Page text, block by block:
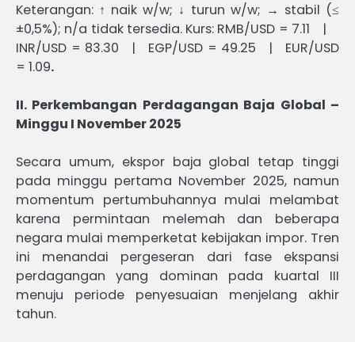
Keterangan: ↑ naik w/w; ↓ turun w/w; → stabil (≤
±0,5%); n/a tidak tersedia. Kurs: RMB/USD = 7.11 |
INR/USD = 83.30 | EGP/USD = 49.25 | EUR/USD
= 1.09.
II. Perkembangan Perdagangan Baja Global –
Minggu I November 2025
Secara umum, ekspor baja global tetap tinggi
pada minggu pertama November 2025, namun
momentum pertumbuhannya mulai melambat
karena permintaan melemah dan beberapa
negara mulai memperketat kebijakan impor. Tren
ini menandai pergeseran dari fase ekspansi
perdagangan yang dominan pada kuartal III
menuju periode penyesuaian menjelang akhir
tahun.